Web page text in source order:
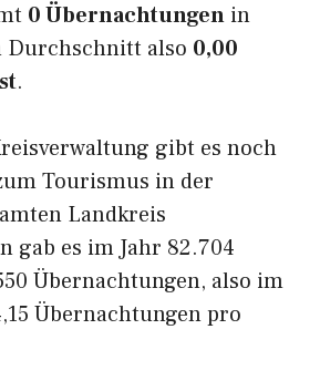
0 Übernachtungen in
Durchschnitt also 0,00
.
gibt es noch
Tourismus in der
Landkreis
gab es im Jahr 82.704
Übernachtungen, also im
Übernachtungen pro